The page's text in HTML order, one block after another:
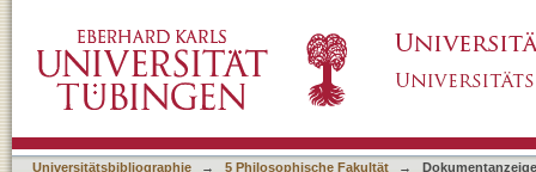
Universitätsbibliographie → 5 Philosophische Fakultät → Dokumentanzeige